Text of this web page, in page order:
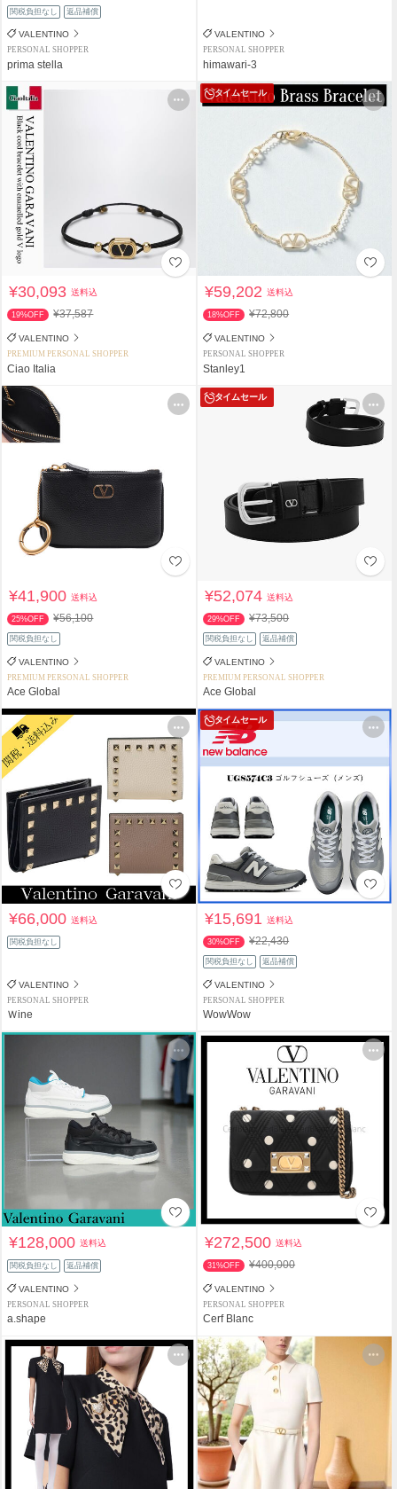
関税負担なし 返品補償
VALENTINO
PERSONAL SHOPPER
prima stella
VALENTINO
PERSONAL SHOPPER
himawari-3
¥30,093送料込
19%OFF ¥37,587
VALENTINO
PREMIUM PERSONAL SHOPPER
Ciao Italia
タイムセール
¥59,202送料込
18%OFF ¥72,800
VALENTINO
PERSONAL SHOPPER
Stanley1
¥41,900送料込
25%OFF ¥56,100
関税負担なし
VALENTINO
PREMIUM PERSONAL SHOPPER
Ace Global
タイムセール
¥52,074送料込
29%OFF ¥73,500
関税負担なし 返品補償
VALENTINO
PREMIUM PERSONAL SHOPPER
Ace Global
¥66,000送料込
関税負担なし
VALENTINO
PERSONAL SHOPPER
Ｗine
タイムセール
¥15,691送料込
30%OFF ¥22,430
関税負担なし 返品補償
VALENTINO
PERSONAL SHOPPER
WowWow
¥128,000送料込
関税負担なし 返品補償
VALENTINO
PERSONAL SHOPPER
a.shape
¥272,500送料込
31%OFF ¥400,000
VALENTINO
PERSONAL SHOPPER
Cerf Blanc